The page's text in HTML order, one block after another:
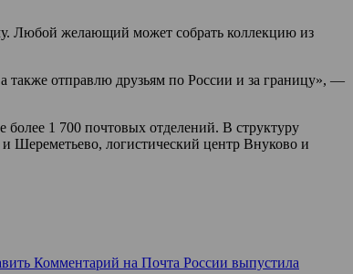
Любой желающий может собрать коллекцию из
также отправлю друзьям по России и за границу», —
1 700 почтовых отделений. В структуру
Шереметьево, логистический центр Внуково и
Комментарий на Почта России выпустила